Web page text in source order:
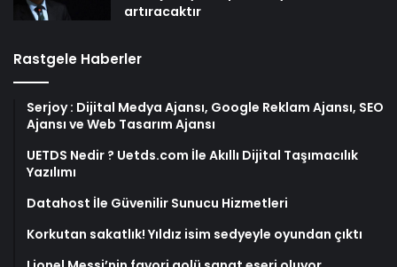
artıracaktır
Rastgele Haberler
Serjoy : Dijital Medya Ajansı, Google Reklam Ajansı, SEO
Ajansı ve Web Tasarım Ajansı
UETDS Nedir ? Uetds.com İle Akıllı Dijital Taşımacılık
Yazılımı
Datahost İle Güvenilir Sunucu Hizmetleri
Korkutan sakatlık! Yıldız isim sedyeyle oyundan çıktı